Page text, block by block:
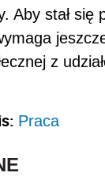
Aby stał się
z
Praca